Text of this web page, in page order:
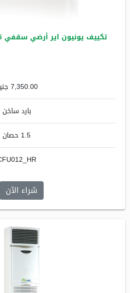
تكييف يونيون اير أرضي سقفي 1.5 حصان بارد ساخن
7,350.00 جنيه
بارد ساخن
1.5 حصان
شراء الآن